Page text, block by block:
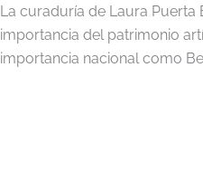
La curaduría de Laura
importancia del patrimonio
importancia nacional como